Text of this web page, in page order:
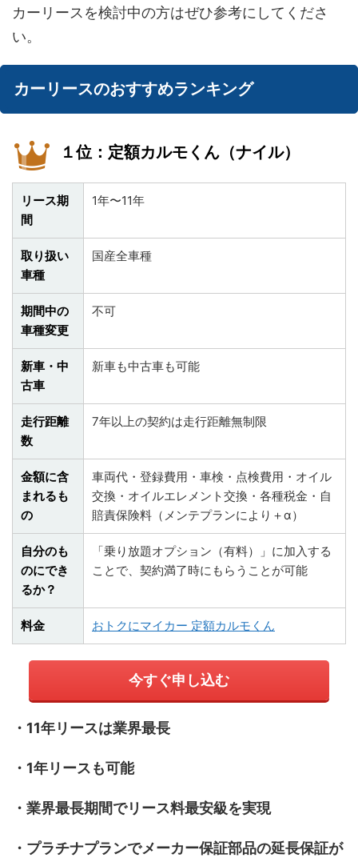
カーリースを検討中の方はぜひ参考にしてくださ
い。
カーリースのおすすめランキング
１位：定額カルモくん（ナイル）
リース期
間
1年〜11年
取り扱い
車種
国産全車種
期間中の
車種変更
不可
新車・中
古車
新車も中古車も可能
走行距離
数
7年以上の契約は走行距離無制限
金額に含
まれるも
の
車両代・登録費用・車検・点検費用・オイル
交換・オイルエレメント交換・各種税金・自
賠責保険料（メンテプランにより＋α）
自分のも
のにでき
るか？
「乗り放題オプション（有料）」に加入する
ことで、契約満了時にもらうことが可能
料金 おトクにマイカー 定額カルモくん
今すぐ申し込む
・11年リースは業界最長
・1年リースも可能
・業界最長期間でリース料最安級を実現
・プラチナプランでメーカー保証部品の延長保証が